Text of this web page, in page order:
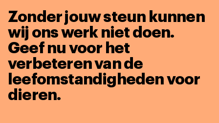
Zonder jouw steun kunnen
wij ons werk niet doen.
Geef nu voor het
verbeteren van de
leefomstandigheden voor
dieren.